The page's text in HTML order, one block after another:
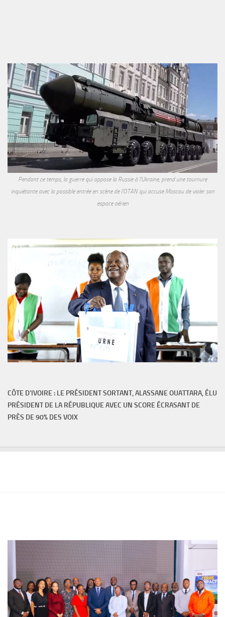
Pendant ce temps, la guerre qui oppose la Russie à l'Ukraine, prend une tournure
inquiétante avec la possible entrée en scène de l'OTAN qui accuse Moscou de violer son
espace aérien
CÔTE D'IVOIRE : LE PRÉSIDENT SORTANT, ALASSANE OUATTARA, ÉLU
PRÉSIDENT DE LA RÉPUBLIQUE AVEC UN SCORE ÉCRASANT DE
PRÈS DE 90% DES VOIX